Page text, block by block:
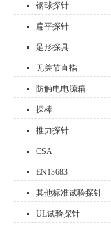
钢球探针
扁平探针
足形探具
无关节直指
防触电电源箱
探棒
推力探针
CSA
EN13683
其他标准试验探针
UL试验探针